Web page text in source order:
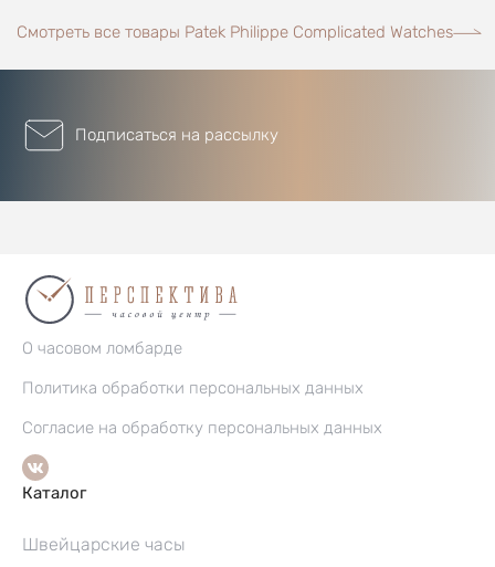
Смотреть все товары Patek Philippe Complicated Watches
Подписаться на рассылку
О часовом ломбарде
Политика обработки персональных данных
Согласие на обработку персональных данных
Каталог
Швейцарские часы